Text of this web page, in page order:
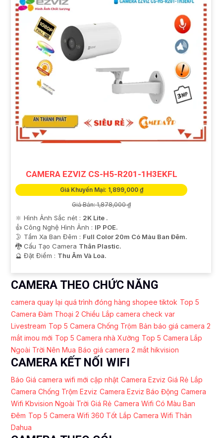
CAMERA EZVIZ CS-H5-R201-1H3EKFL
Giá Khuyến Mại: 1,899,000 ₫
Giá Bán: 1,878,000 ₫
🔆 Hình Ảnh Sắc nét : 2K Lite .
👍 Công Nghệ Hình Ảnh : IP POE.
🌛 Tầm Xa Ban Đêm : Full Color 20m Có Màu Ban Ðêm.
🐉️ Cấu Tạo Camera Thân Plastic.
️🔮 Đặt Điểm : Thu Âm Và Loa.
CAMERA THEO CHỨC NĂNG
camera quay lại quá trình đóng hàng shopee tiktok Top 5
Camera Đàm Thoại 2 Chiều Lắp camera check var
Livestream Top 5 Camera Chống Trộm Bản báo giá camera 2
mắt imou mới Top 5 Camera nhà Xưởng Top 5 Camera Lắp
Ngoài Trời Nên Mua Báo giá camera 2 mắt hikvision
CAMERA KẾT NỐI WIFI
Báo Giá camera wifi mới cập nhật Camera Ezviz Giá Rẻ Lắp
Camera Chống Trộm Ezviz Camera Ezviz Báo Động Camera
Wifi Kbvision Ngoài Trời Giá Rẻ Camera Wifi Có Màu Ban
Đêm Top 5 Camera Wifi 360 Tốt Lắp Camera Wifi Thân
Dahua